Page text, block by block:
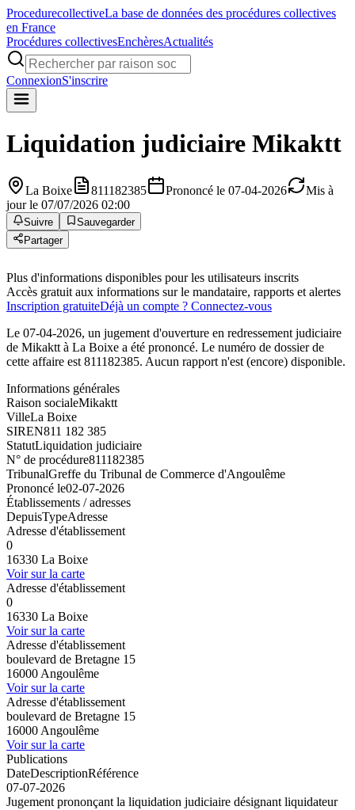
ProcedurecollectiveLa base de données des procédures collectives
en France
Procédures collectivesEnchèresActualités
ConnexionS'inscrire
Liquidation judiciaire Mikaktt
La Boixe 811182385 Prononcé le 07-04-2026
Mis à
jour le 07/07/2026 02:00
Suivre
Sauvegarder
Partager
Plus d'informations disponibles pour les utilisateurs inscrits
Accès gratuit aux informations sur le mandataire, rapports et alertes
Inscription gratuiteDéjà un compte ? Connectez-vous
Le 07-04-2026, un jugement d'ouverture en redressement judiciaire
de Mikaktt à La Boixe a été prononcé. Le numéro de dossier de
cette affaire est 811182385. Aucun rapport n'est (encore) disponible.
Informations générales
Raison socialeMikaktt
VilleLa Boixe
SIREN811 182 385
StatutLiquidation judiciaire
N° de procédure811182385
TribunalGreffe du Tribunal de Commerce d'Angoulême
Prononcé le02-07-2026
Établissements / adresses
DepuisTypeAdresse
Adresse d'établissement
0
16330 La Boixe
Voir sur la carte
Adresse d'établissement
0
16330 La Boixe
Voir sur la carte
Adresse d'établissement
boulevard de Bretagne 15
16000 Angoulême
Voir sur la carte
Adresse d'établissement
boulevard de Bretagne 15
16000 Angoulême
Voir sur la carte
Publications
DateDescriptionRéférence
07-07-2026
Jugement prononçant la liquidation judiciaire désignant liquidateur